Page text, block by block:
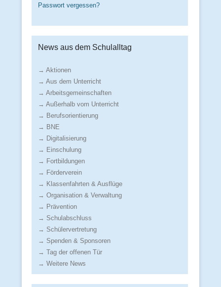
Passwort vergessen?
News aus dem Schulalltag
→ Aktionen
→ Aus dem Unterricht
→ Arbeitsgemeinschaften
→ Außerhalb vom Unterricht
→ Berufsorientierung
→ BNE
→ Digitalisierung
→ Einschulung
→ Fortbildungen
→ Förderverein
→ Klassenfahrten & Ausflüge
→ Organisation & Verwaltung
→ Prävention
→ Schulabschluss
→ Schülervertretung
→ Spenden & Sponsoren
→ Tag der offenen Tür
→ Weitere News